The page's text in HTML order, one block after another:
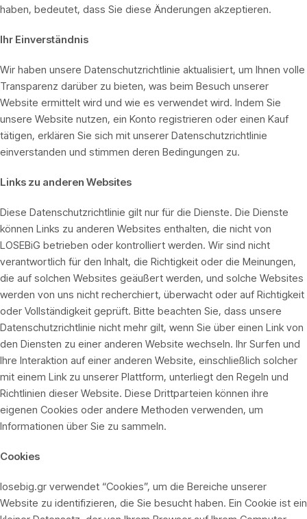
haben, bedeutet, dass Sie diese Änderungen akzeptieren.
Ihr Einverständnis
Wir haben unsere Datenschutzrichtlinie aktualisiert, um Ihnen volle
Transparenz darüber zu bieten, was beim Besuch unserer
Website ermittelt wird und wie es verwendet wird. Indem Sie
unsere Website nutzen, ein Konto registrieren oder einen Kauf
tätigen, erklären Sie sich mit unserer Datenschutzrichtlinie
einverstanden und stimmen deren Bedingungen zu.
Links zu anderen Websites
Diese Datenschutzrichtlinie gilt nur für die Dienste. Die Dienste
können Links zu anderen Websites enthalten, die nicht von
LOSEBiG betrieben oder kontrolliert werden. Wir sind nicht
verantwortlich für den Inhalt, die Richtigkeit oder die Meinungen,
die auf solchen Websites geäußert werden, und solche Websites
werden von uns nicht recherchiert, überwacht oder auf Richtigkeit
oder Vollständigkeit geprüft. Bitte beachten Sie, dass unsere
Datenschutzrichtlinie nicht mehr gilt, wenn Sie über einen Link von
den Diensten zu einer anderen Website wechseln. Ihr Surfen und
Ihre Interaktion auf einer anderen Website, einschließlich solcher
mit einem Link zu unserer Plattform, unterliegt den Regeln und
Richtlinien dieser Website. Diese Drittparteien können ihre
eigenen Cookies oder andere Methoden verwenden, um
Informationen über Sie zu sammeln.
Cookies
losebig.gr verwendet “Cookies”, um die Bereiche unserer
Website zu identifizieren, die Sie besucht haben. Ein Cookie ist ein